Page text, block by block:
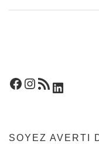
Facebook
Instagram
Flux RSS
LinkedIn
SOYEZ AVERTI